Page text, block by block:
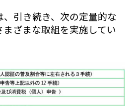
引き続き、次の定量的な
ざまな取組を実施してい